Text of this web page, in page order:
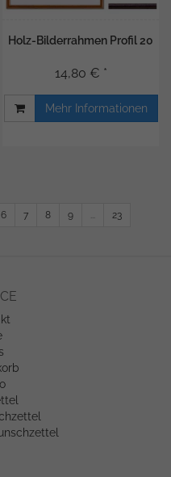
Holz-Bilderrahmen Profil 20
14,80 € *
Mehr Informationen
6 7 8 9 ... 23